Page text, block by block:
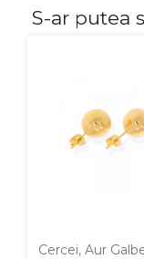
S-ar putea
Cercei, Aur